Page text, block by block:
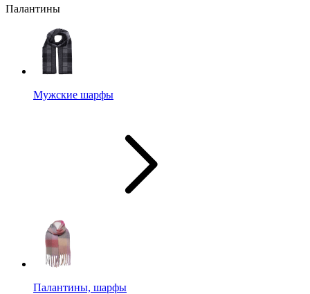
Палантины
Мужские шарфы
Палантины, шарфы